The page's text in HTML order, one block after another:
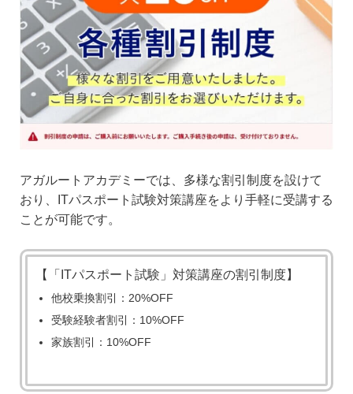
アガルートアカデミーでは、多様な割引制度を設けて
おり、ITパスポート試験対策講座をより手軽に受講する
ことが可能です。
【「ITパスポート試験」対策講座の割引制度】
他校乗換割引：20%OFF
受験経験者割引：10%OFF
家族割引：10%OFF